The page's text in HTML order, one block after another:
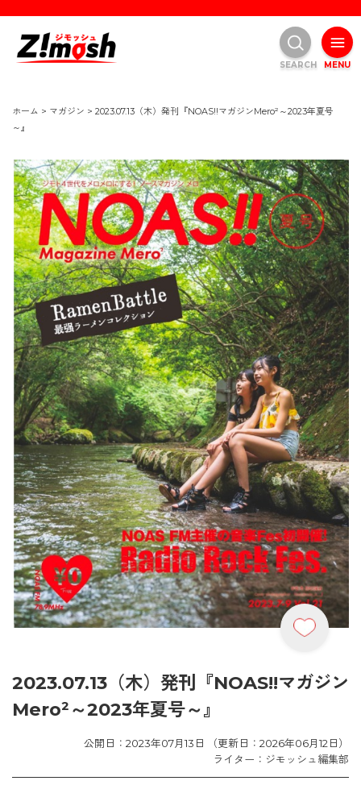
ホーム > マガジン > 2023.07.13（木）発刊『NOAS!!マガジンMero²～2023年夏号
～』
2023.07.13（木）発刊『NOAS!!マガジン
Mero²～2023年夏号～』
公開日：2023年07月13日 （更新日：2026年06月12日）
ライター：ジモッシュ編集部
MENU
SEARCH